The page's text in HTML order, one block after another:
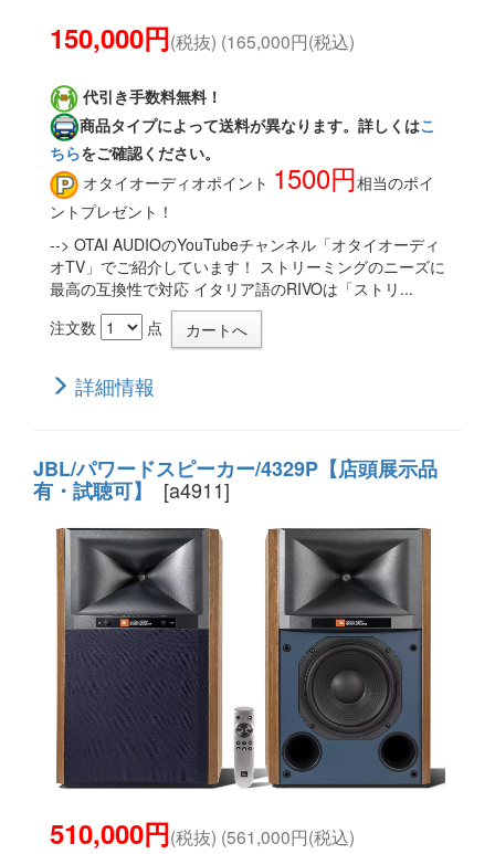
150,000円(税抜) (165,000円(税込)
代引き手数料無料！
商品タイプによって送料が異なります。詳しくはこ
ちらをご確認ください。
オタイオーディオポイント 1500円相当のポイ
ントプレゼント！
--> OTAI AUDIOのYouTubeチャンネル「オタイオーディ
オTV」でご紹介しています！ ストリーミングのニーズに
最高の互換性で対応 イタリア語のRIVOは「ストリ...
注文数
点
詳細情報
JBL/パワードスピーカー/4329P【店頭展示品
有・試聴可】 [a4911]
510,000円(税抜) (561,000円(税込)